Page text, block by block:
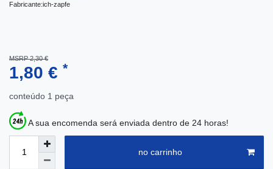
Fabricante:ich-zapfe
MSRP 2,30 €
1,80 € *
conteúdo 1 peça
A sua encomenda será enviada dentro de 24 horas!
no carrinho